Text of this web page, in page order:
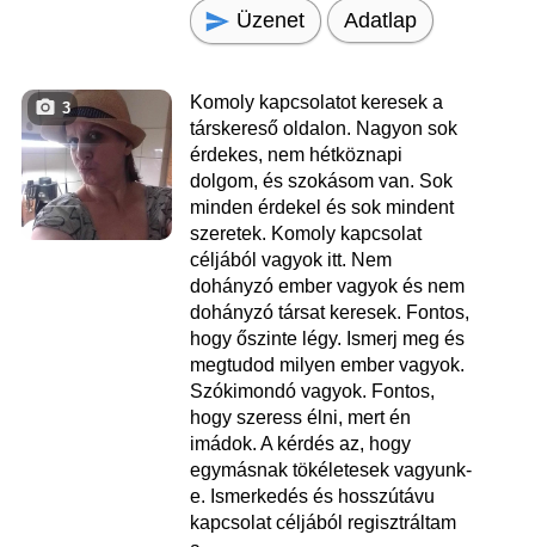
Üzenet Adatlap
3
Komoly kapcsolatot keresek a
társkereső oldalon. Nagyon sok
érdekes, nem hétköznapi
dolgom, és szokásom van. Sok
minden érdekel és sok mindent
szeretek. Komoly kapcsolat
céljából vagyok itt. Nem
dohányzó ember vagyok és nem
dohányzó társat keresek. Fontos,
hogy őszinte légy. Ismerj meg és
megtudod milyen ember vagyok.
Szókimondó vagyok. Fontos,
hogy szeress élni, mert én
imádok. A kérdés az, hogy
egymásnak tökéletesek vagyunk-
e. Ismerkedés és hosszútávu
kapcsolat céljából regisztráltam